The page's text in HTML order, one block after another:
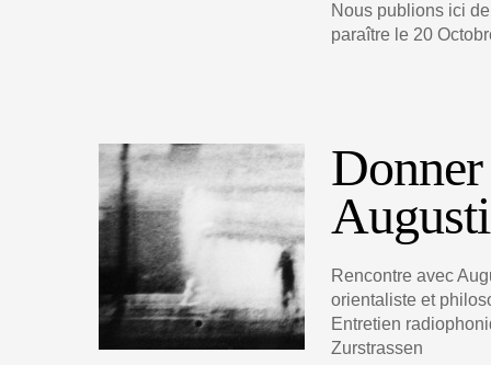
Nous publions ici
paraître le 20
Rencontre avec
orientaliste et
Entretien
Zurstrassen